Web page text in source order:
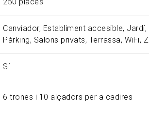
Canviador Establiment accesible Jardí
Pàrking Salons privats Terrassa WiFi
Sí
6 trones i 10 alçadors per a cadires